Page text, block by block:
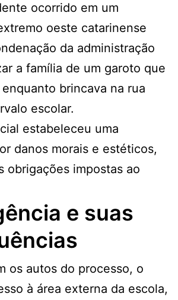
ocorrido em um
oeste catarinense
da administração
a família de um garoto que
brincava na rua
escolar.
estabeleceu uma
danos morais e estéticos,
obrigações impostas ao
e suas
os autos do processo, o
à área externa da escola,